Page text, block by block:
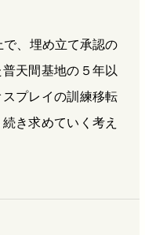
、埋め立て承認の
天間基地の５年以
プレイの訓練移転
き求めていく考え